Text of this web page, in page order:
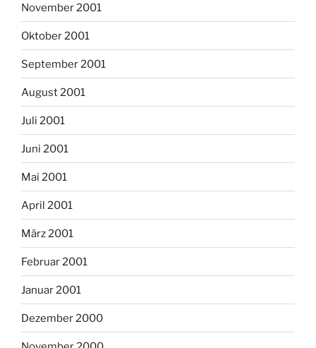
November 2001
Oktober 2001
September 2001
August 2001
Juli 2001
Juni 2001
Mai 2001
April 2001
März 2001
Februar 2001
Januar 2001
Dezember 2000